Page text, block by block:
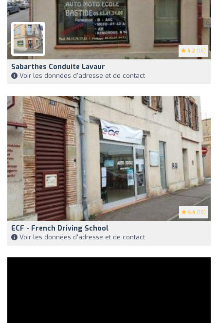
4.2 (15)
Sabarthes Conduite Lavaur
Voir les données d'adresse et de contact
4.4 (18)
ECF - French Driving School
Voir les données d'adresse et de contact